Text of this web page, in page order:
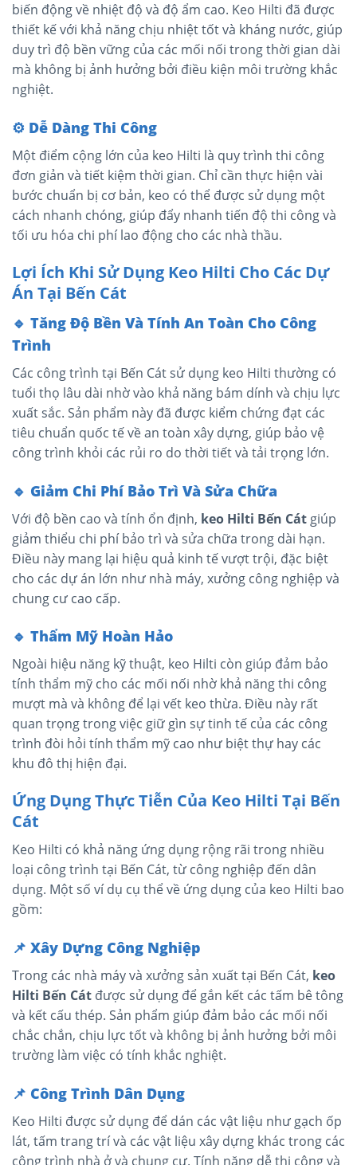
biến động về nhiệt độ và độ ẩm cao. Keo Hilti đã được
thiết kế với khả năng chịu nhiệt tốt và kháng nước, giúp
duy trì độ bền vững của các mối nối trong thời gian dài
mà không bị ảnh hưởng bởi điều kiện môi trường khắc
nghiệt.
⚙️ Dễ Dàng Thi Công
Một điểm cộng lớn của keo Hilti là quy trình thi công
đơn giản và tiết kiệm thời gian. Chỉ cần thực hiện vài
bước chuẩn bị cơ bản, keo có thể được sử dụng một
cách nhanh chóng, giúp đẩy nhanh tiến độ thi công và
tối ưu hóa chi phí lao động cho các nhà thầu.
Lợi Ích Khi Sử Dụng Keo Hilti Cho Các Dự
Án Tại Bến Cát
🔹 Tăng Độ Bền Và Tính An Toàn Cho Công
Trình
Các công trình tại Bến Cát sử dụng keo Hilti thường có
tuổi thọ lâu dài nhờ vào khả năng bám dính và chịu lực
xuất sắc. Sản phẩm này đã được kiểm chứng đạt các
tiêu chuẩn quốc tế về an toàn xây dựng, giúp bảo vệ
công trình khỏi các rủi ro do thời tiết và tải trọng lớn.
🔹 Giảm Chi Phí Bảo Trì Và Sửa Chữa
Với độ bền cao và tính ổn định, keo Hilti Bến Cát giúp
giảm thiểu chi phí bảo trì và sửa chữa trong dài hạn.
Điều này mang lại hiệu quả kinh tế vượt trội, đặc biệt
cho các dự án lớn như nhà máy, xưởng công nghiệp và
chung cư cao cấp.
🔹 Thẩm Mỹ Hoàn Hảo
Ngoài hiệu năng kỹ thuật, keo Hilti còn giúp đảm bảo
tính thẩm mỹ cho các mối nối nhờ khả năng thi công
mượt mà và không để lại vết keo thừa. Điều này rất
quan trọng trong việc giữ gìn sự tinh tế của các công
trình đòi hỏi tính thẩm mỹ cao như biệt thự hay các
khu đô thị hiện đại.
Ứng Dụng Thực Tiễn Của Keo Hilti Tại Bến
Cát
Keo Hilti có khả năng ứng dụng rộng rãi trong nhiều
loại công trình tại Bến Cát, từ công nghiệp đến dân
dụng. Một số ví dụ cụ thể về ứng dụng của keo Hilti bao
gồm:
📌 Xây Dựng Công Nghiệp
Trong các nhà máy và xưởng sản xuất tại Bến Cát, keo
Hilti Bến Cát được sử dụng để gắn kết các tấm bê tông
và kết cấu thép. Sản phẩm giúp đảm bảo các mối nối
chắc chắn, chịu lực tốt và không bị ảnh hưởng bởi môi
trường làm việc có tính khắc nghiệt.
📌 Công Trình Dân Dụng
Keo Hilti được sử dụng để dán các vật liệu như gạch ốp
lát, tấm trang trí và các vật liệu xây dựng khác trong các
công trình nhà ở và chung cư. Tính năng dễ thi công và